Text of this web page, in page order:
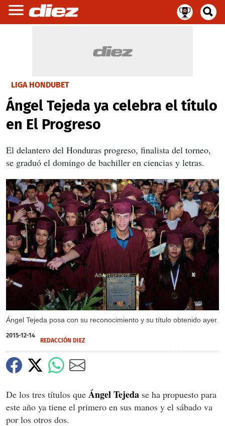
LIGA HONDUBET
Ángel Tejeda ya celebra el título
en El Progreso
El delantero del Honduras progreso, finalista del torneo,
se graduó el domingo de bachiller en ciencias y letras.
Ángel Tejeda posa con su reconocimiento y su título obtenido ayer.
X
X
X
X
2015-12-14
REDACCIÓN DIEZ
De los tres títulos que Ángel Tejeda se ha propuesto para
este año ya tiene el primero en sus manos y el sábado va
por los otros dos.